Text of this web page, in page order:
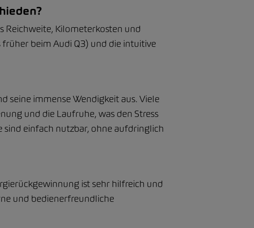
Reichweite, Kilometerkosten und
beim Audi Q3) und die intuitive
seine immense Wendigkeit aus. Viele
und die Laufruhe, was den Stress
sind einfach nutzbar, ohne aufdringlich
ist sehr hilfreich und
und bedienerfreundliche